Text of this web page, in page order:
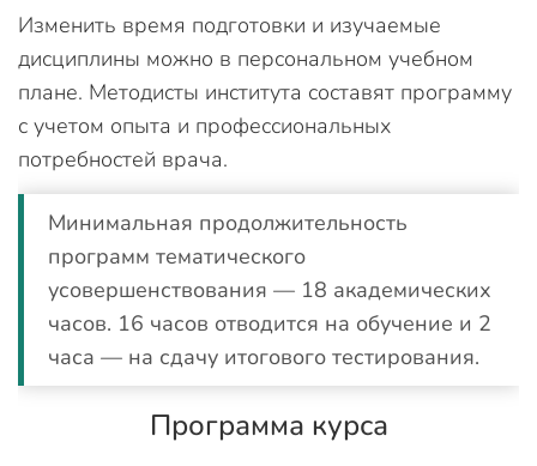
Изменить время подготовки и изучаемые
дисциплины можно в персональном учебном
плане. Методисты института составят программу
с учетом опыта и профессиональных
потребностей врача.
Минимальная продолжительность
программ тематического
усовершенствования — 18 академических
часов. 16 часов отводится на обучение и 2
часа — на сдачу итогового тестирования.
Программа курса